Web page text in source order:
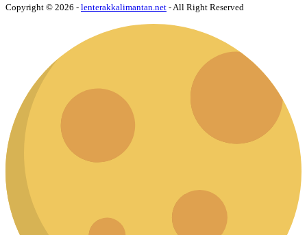
Copyright © 2026 - lenterakkalimantan.net - All Right Reserved